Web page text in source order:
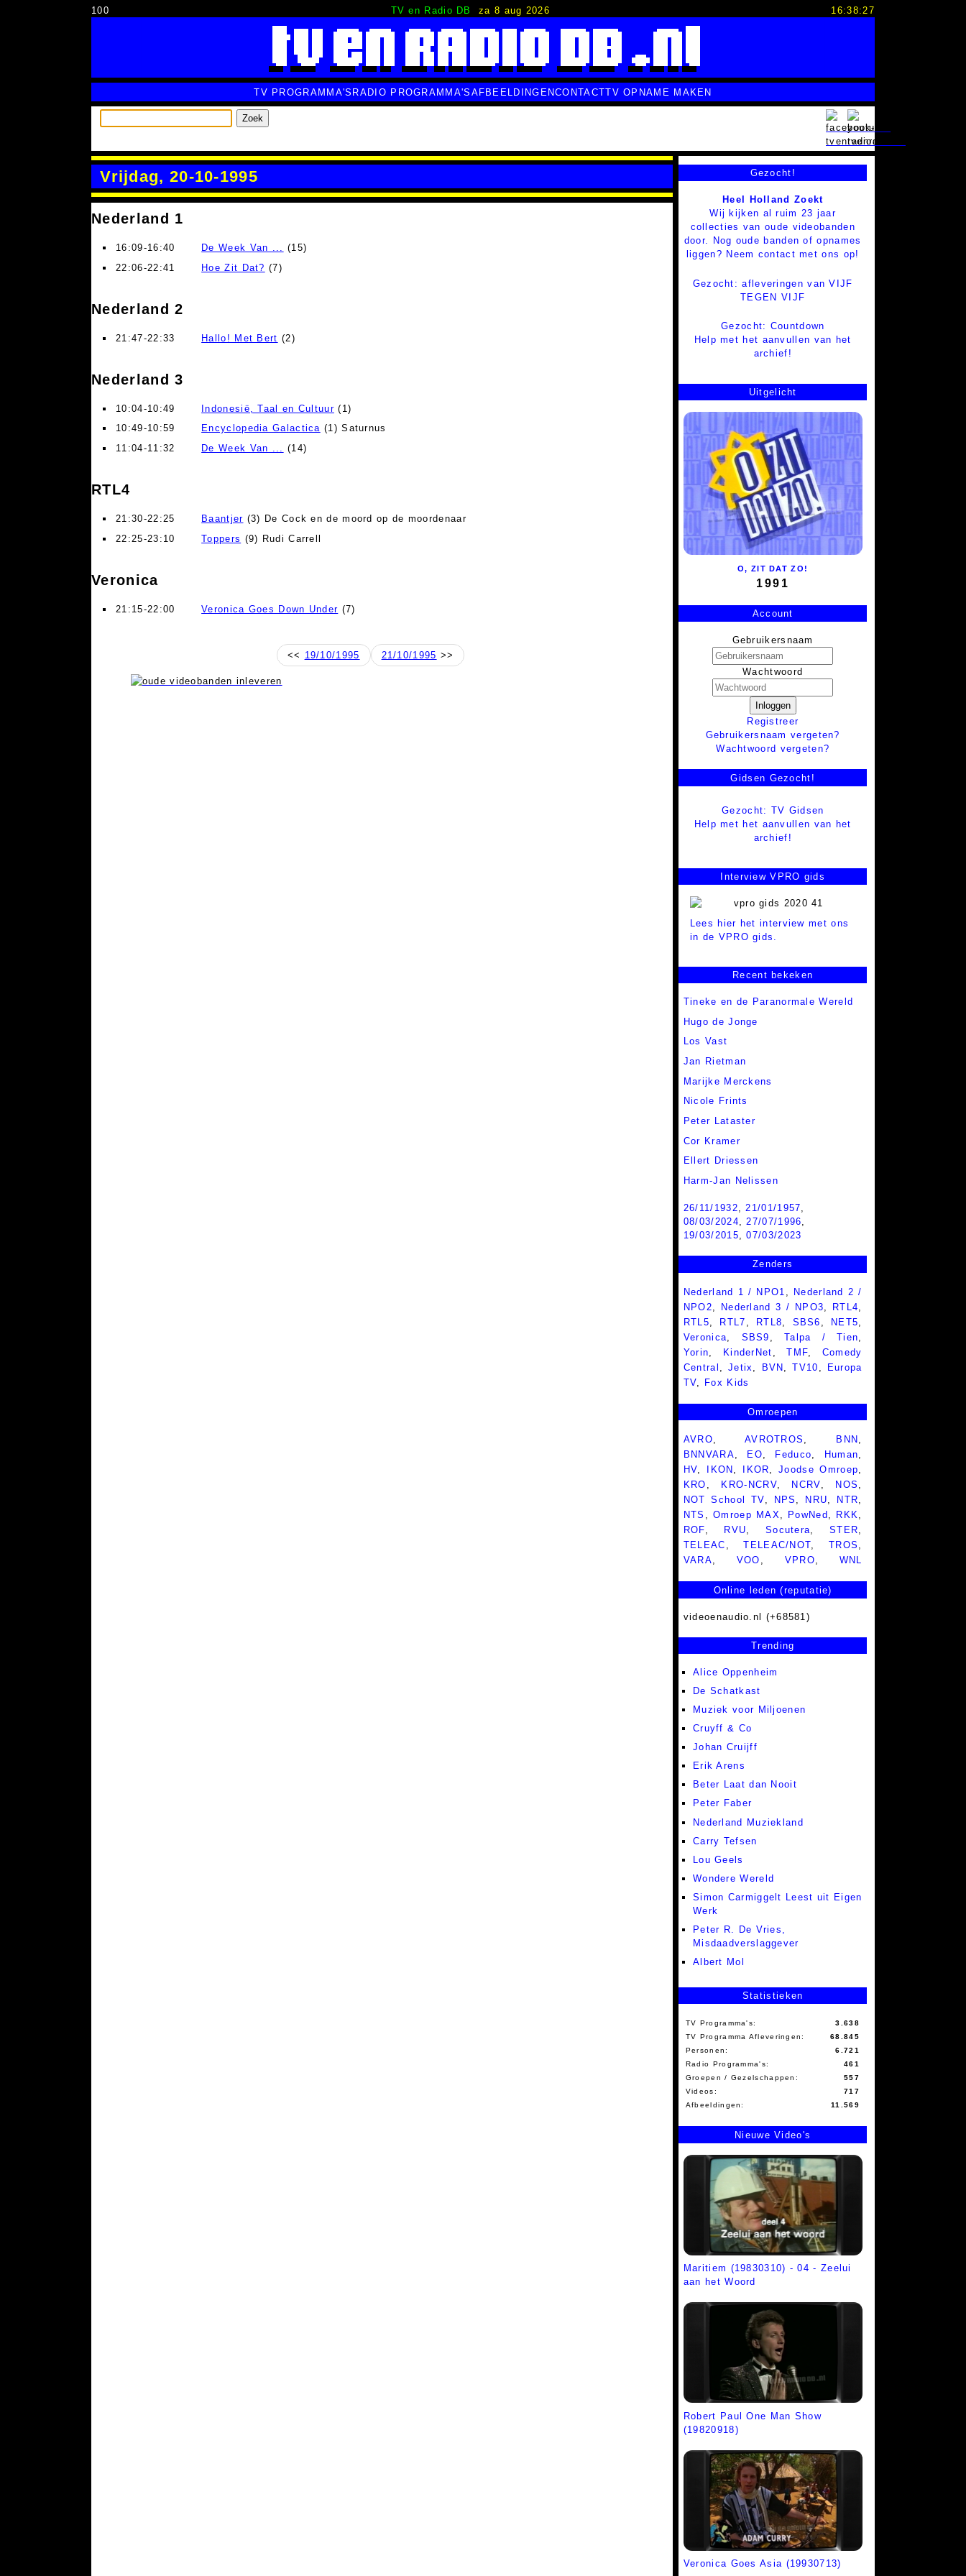
100 TV en Radio DB za 8 aug 2026 16:38:28
TV PROGRAMMA'S RADIO PROGRAMMA'S AFBEELDINGENCONTACTTV OPNAME MAKEN
Zoek
Vrijdag, 20-10-1995
Nederland 1
16:09-16:40 De Week Van ...
(15)
22:06-22:41
Hoe Zit Dat? (7)
Nederland 2
21:47-22:33 Hallo! Met Bert (2)
Nederland 3
10:04-10:49 Indonesië, Taal en Cultuur(1)
10:49-10:59
Encyclopedia Galactica (1) Saturnus
11:04-11:32
De Week Van ... (14)
RTL4
21:30-22:25 Baantjer (3) De Cock en de moord op de moordenaar
22:25-23:10
Toppers (9) Rudi Carrell
Veronica
21:15-22:00 Veronica Goes Down Under (7)
<< 19/10/1995 21/10/1995 >>
Gezocht!
Heel Holland Zoekt
Wij kijken al ruim 23 jaar
collecties van oude videobanden
door. Nog oude banden of opnames
liggen? Neem contact met ons op!
Gezocht: afleveringen van VIJF
TEGEN VIJF
Gezocht: Countdown
Help met het aanvullen van het
archief!
Uitgelicht
O, ZIT DAT ZO!
1991
Account
Gebruikersnaam
Wachtwoord
Inloggen
Registreer
Gebruikersnaam vergeten?
Wachtwoord vergeten?
Gidsen Gezocht!
Gezocht: TV Gidsen
Help met het aanvullen van het
archief!
Interview VPRO gids
Lees hier het interview met ons
in de VPRO gids.
Recent bekeken
Tineke en de Paranormale Wereld
Hugo de Jonge
Los Vast
Jan Rietman
Marijke Merckens
Nicole Frints
Peter Lataster
Cor Kramer
Ellert Driessen
Harm-Jan Nelissen
26/11/1932,21/01/1957,
08/03/2024,27/07/1996,
19/03/2015,07/03/2023
Zenders
Nederland 1 / NPO1
Nederland 2 /
NPO2
Nederland 3 / NPO3 RTL4
RTL5
RTL7 RTL8 SBS6 NET5
Veronica
SBS9 ,Talpa / Tien
Yorin
KinderNet ,TMF
Comedy
Central
Jetix BVN ,TV10
Europa
TV
Fox Kids
Omroepen
AVRO, AVROTROS , BNN ,
BNNVARA, EO, Feduco, Human,
HV, IKON , IKOR,Joodse Omroep,
KRO , KRO-NCRV, NCRV, NOS ,
NOT School TV, NPS , NRU, NTR,
NTS ,Omroep MAX, PowNed , RKK,
ROF, RVU, Socutera,STER,
TELEAC ,TELEAC/NOT,TROS ,
VARA, VOO , VPRO, WNL
Online leden (reputatie)
videoenaudio.nl (+68581)
Trending
Alice Oppenheim
De Schatkast
Muziek voor Miljoenen
Cruyff & Co
Johan Cruijff
Erik Arens
Beter Laat dan Nooit
Peter Faber
Nederland Muziekland
Carry Tefsen
Lou Geels
Wondere Wereld
Simon Carmiggelt Leest uit Eigen
Werk
Peter R. De Vries,
Misdaadverslaggever
Albert Mol
Statistieken
TV Programma's:
3.638
TV Programma Afleveringen:
68.845
Personen:
6.721
Radio Programma's:
461
Groepen / Gezelschappen:
557
Videos:
717
Afbeeldingen:
11.569
Nieuwe Video's
Maritiem (19830310) - 04 - Zeelui
aan het Woord
Robert Paul One Man Show
(19820918)
Veronica Goes Asia (19930713)